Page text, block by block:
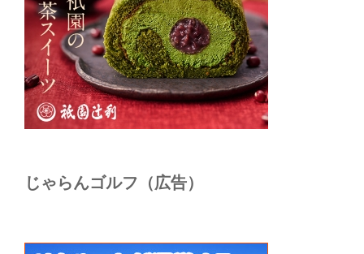
じゃらんゴルフ（広告）